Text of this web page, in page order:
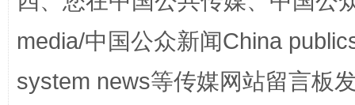
media/中国公众新闻China
system news等传媒网站留言板